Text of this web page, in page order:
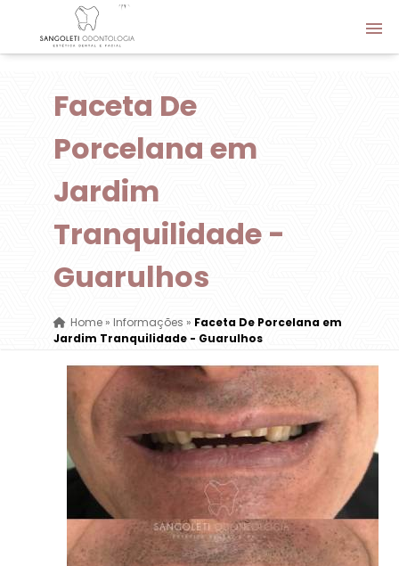
Faceta De
Porcelana em
Jardim
Tranquilidade -
Guarulhos
Home» Informações » Faceta De Porcelana em
Jardim Tranquilidade - Guarulhos